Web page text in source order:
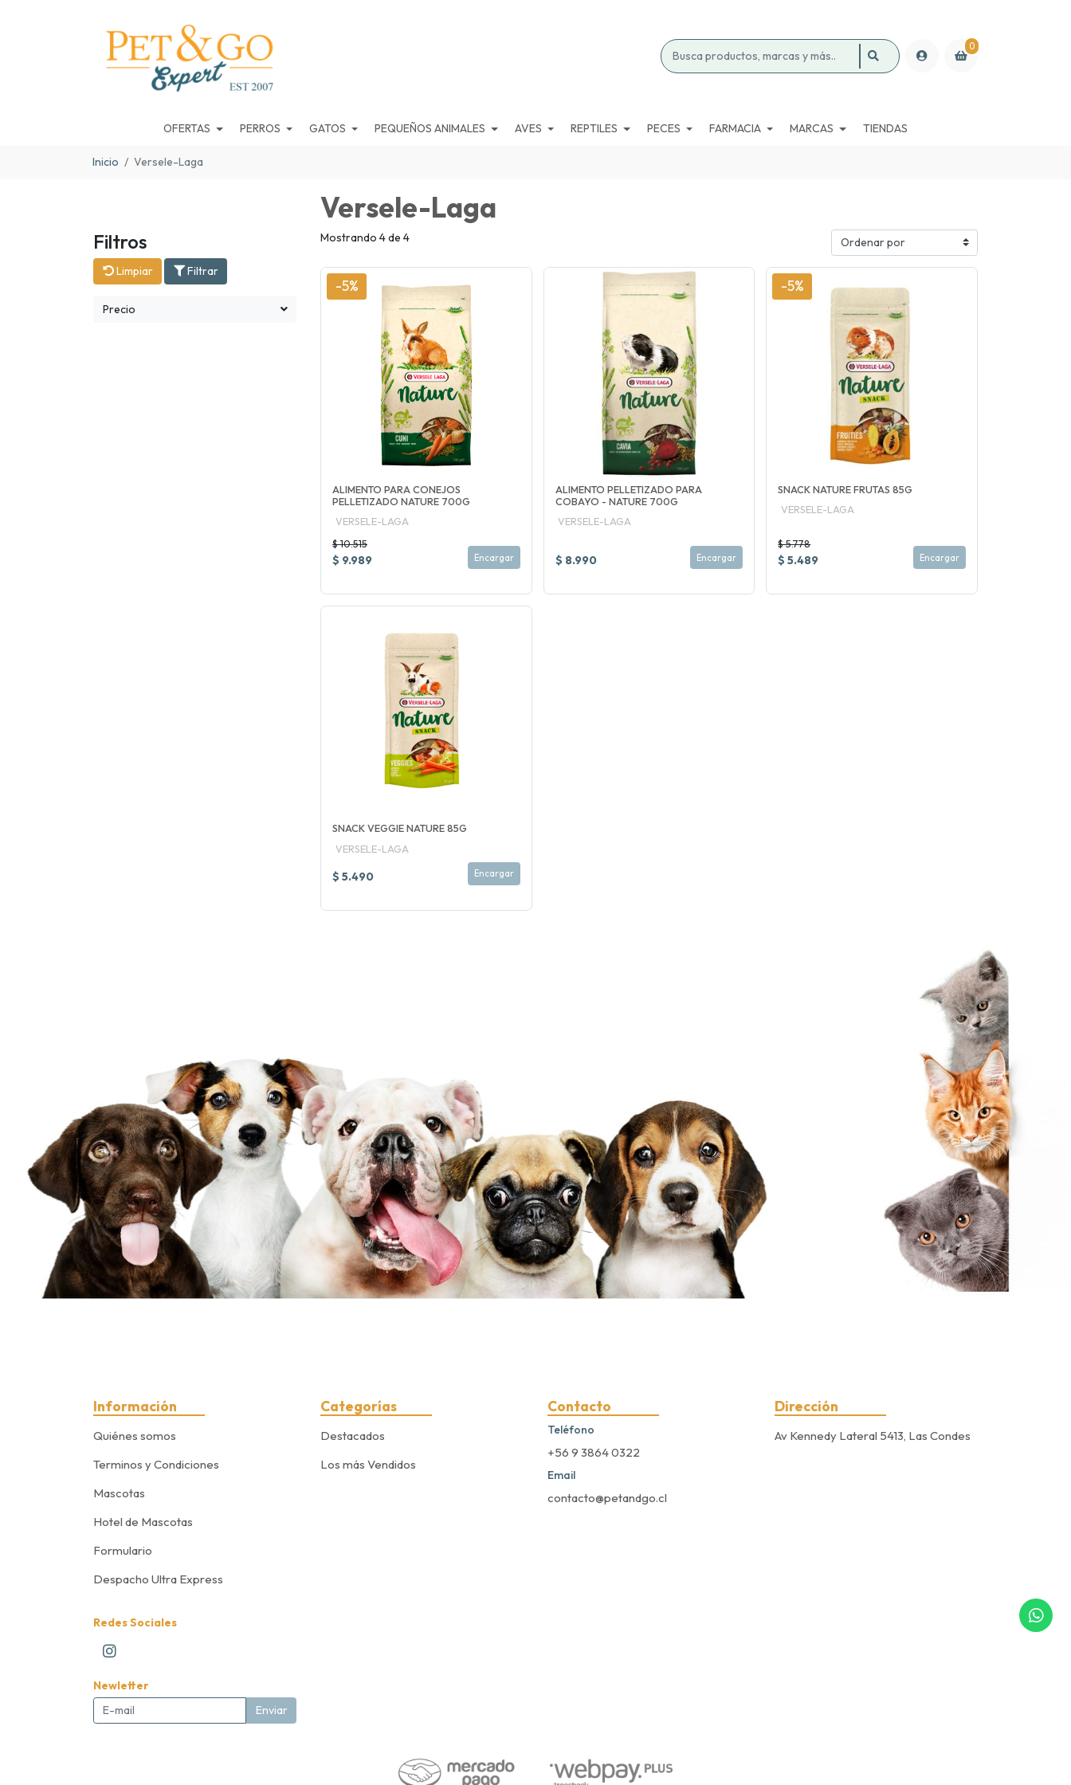
0
OFERTAS PERROS GATOS PEQUEÑOS ANIMALES AVES REPTILES PECES FARMACIA MARCAS TIENDAS
Inicio Versele-Laga
Versele-Laga
Filtros
Limpiar Filtrar
Precio
Mostrando 4 de 4
-5%
ALIMENTO PARA CONEJOS
PELLETIZADO NATURE 700G
VERSELE-LAGA
$ 10.515
$ 9.989 Encargar
ALIMENTO PELLETIZADO PARA
COBAYO - NATURE 700G
VERSELE-LAGA
$ 8.990 Encargar
-5%
SNACK NATURE FRUTAS 85G
VERSELE-LAGA
$ 5.778
$ 5.489 Encargar
SNACK VEGGIE NATURE 85G
VERSELE-LAGA
$ 5.490 Encargar
Información
Quiénes somos
Terminos y Condiciones
Mascotas
Hotel de Mascotas
Formulario
Despacho Ultra Express
Categorías
Destacados
Los más Vendidos
Contacto
Teléfono
+56 9 3864 0322
Email
contacto@petandgo.cl
Dirección
Av Kennedy Lateral 5413, Las Condes
Redes Sociales
Newletter
Enviar